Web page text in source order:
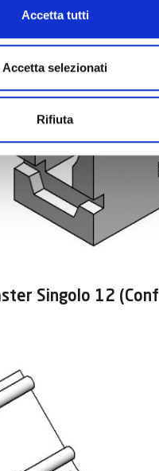
Accetta tutti
Accetta selezionati
Rifiuta
Singolo 12 (Conf